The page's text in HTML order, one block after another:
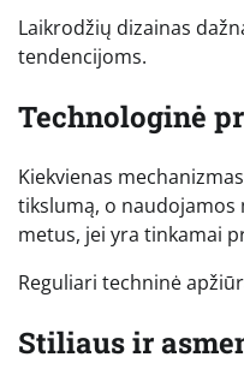
Laikrodžių dizainas
tendencijoms.
Technologinė
Kiekvienas
tikslumą, o naudojamos
metus, jei yra tinkamai
Reguliari techninė
Stiliaus ir